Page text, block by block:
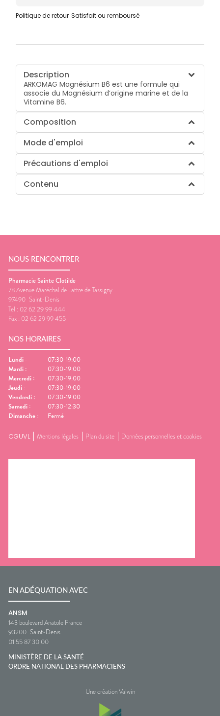
Politique de retour Satisfait ou remboursé
Description
ARKOMAG Magnésium B6 est une formule qui
associe du Magnésium d’origine marine et de la
Vitamine B6.
Composition
Mode d'emploi
Précautions d'emploi
Contenu
NOUS RENCONTRER
Pharmacie Sainte Clotilde
78 Avenue Maréchal de Lattre de Tassigny
97490 Saint-Denis
Tel : 02 62 29 99 444
Fax : 02 62 29 99 455
NOS HORAIRES
Lundi :
07:30-19:00
Mardi :
07:30-19:00
Mercredi :
07:30-19:00
Jeudi :
07:30-19:00
Vendredi :
07:30-19:00
Samedi :
07:30-12:30
Dimanche : Fermé
CGUVL Mentions légales Plan du site Données personnelles et cookies
EN ADÉQUATION AVEC
ANSM
143 boulevard Anatole France
93200 Saint-Denis
01 55 87 30 00
MINISTÈRE DE LA SANTÉ
ORDRE NATIONAL DES PHARMACIENS
Une création Valwin